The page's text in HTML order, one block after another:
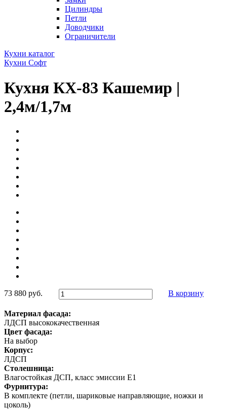
Цилиндры
Петли
Доводчики
Ограничители
Кухни каталог
Кухни Софт
Кухня КХ-83 Кашемир |
2,4м/1,7м
73 880 руб. В корзину
Материал фасада:
ЛДСП высококачественная
Цвет фасада:
На выбор
Корпус:
ЛДСП
Столешница:
Влагостойкая ДСП, класс эмиссии Е1
Фурнитура:
В комплекте (петли, шариковые направляющие, ножки и
цоколь)